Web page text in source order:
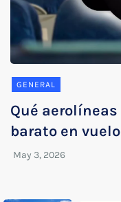
GENERAL
Qué
barato en vuelo